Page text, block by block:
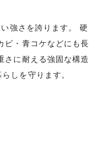
強さを誇ります。 硬
ビ・青コケなどにも長
さに耐える強固な構造
しを守ります。